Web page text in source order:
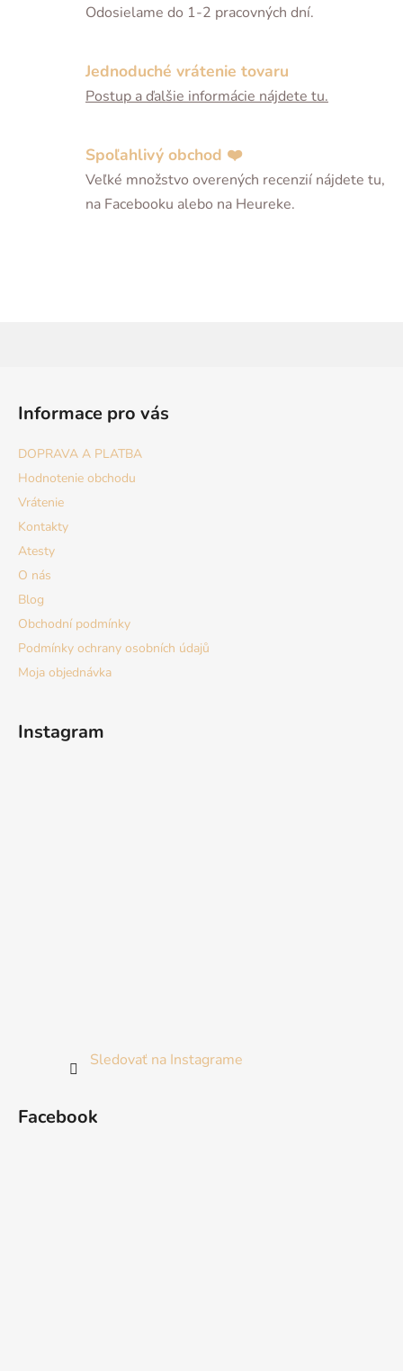
Odosielame do 1-2 pracovných dní.
Jednoduché vrátenie tovaru
Postup a ďalšie informácie nájdete tu.
Spoľahlivý obchod ❤️
Veľké množstvo overených recenzií nájdete tu,
na Facebooku alebo na Heureke.
Informace pro vás
DOPRAVA A PLATBA
Hodnotenie obchodu
Vrátenie
Kontakty
Atesty
O nás
Blog
Obchodní podmínky
Podmínky ochrany osobních údajů
Moja objednávka
Instagram
Sledovať na Instagrame
Facebook